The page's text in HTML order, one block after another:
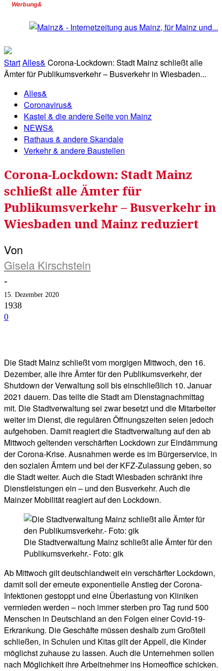
Werbung&
StartAlles& Corona-Lockdown: Stadt Mainz schließt alle
Ämter für Publikumsverkehr – Busverkehr in Wiesbaden...
Alles&
Coronavirus&
Kastel & die andere Seite von Mainz
NEWS&
Rathaus & andere Skandale
Verkehr & andere Baustellen
Corona-Lockdown: Stadt Mainz
schließt alle Ämter für
Publikumsverkehr – Busverkehr in
Wiesbaden und Mainz reduziert
Von
Gisela Kirschstein
-
15. Dezember 2020
1938
0
Die Stadt Mainz schließt vom morgigen Mittwoch, den 16.
Dezember, alle ihre Ämter für den Publikumsverkehr, der
Shutdown der Verwaltung soll bis einschließlich 10. Januar
2021 dauern. Das teilte die Stadt am Dienstagnachmittag
mit. Die Stadtverwaltung sei zwar besetzt und die Mitarbeiter
weiter im Dienst, die regulären Öffnungszeiten seien jedoch
aufgehoben. Damit reagiert die Stadtverwaltung auf den ab
Mittwoch geltenden verschärften Lockdown zur Eindämmung
der Corona-Krise. Ausnahmen werde es im Bürgerservice, in
den sozialen Ämtern und bei der KFZ-Zulassung geben, so
die Stadt weiter. Auch die Stadt Wiesbaden schränkt ihre
Dienstleistungen ein – und den Busverkehr. Auch die
Mainzer Mobilität reagiert auf den Lockdown.
Die Stadtverwaltung Mainz schließt alle Ämter für den
Publikumsverkehr.- Foto: gik
Ab Mittwoch gilt deutschlandweit ein verschärfter Lockdown,
damit soll der erneute exponentielle Anstieg der Corona-
Infektionen gestoppt und eine Überlastung von Kliniken
vermieden werden – noch immer sterben pro Tag rund 500
Menschen in Deutschland an den Folgen einer Covid-19-
Erkrankung. Die Geschäfte müssen deshalb zum Großteil
schließen, in Schulen und Kitas gilt der Appell, die Kinder
möglichst zuhause zu lassen. Auch die Unternehmen sollen
nach Möglichkeit ihre Arbeitnehmer ins Homeoffice schicken.